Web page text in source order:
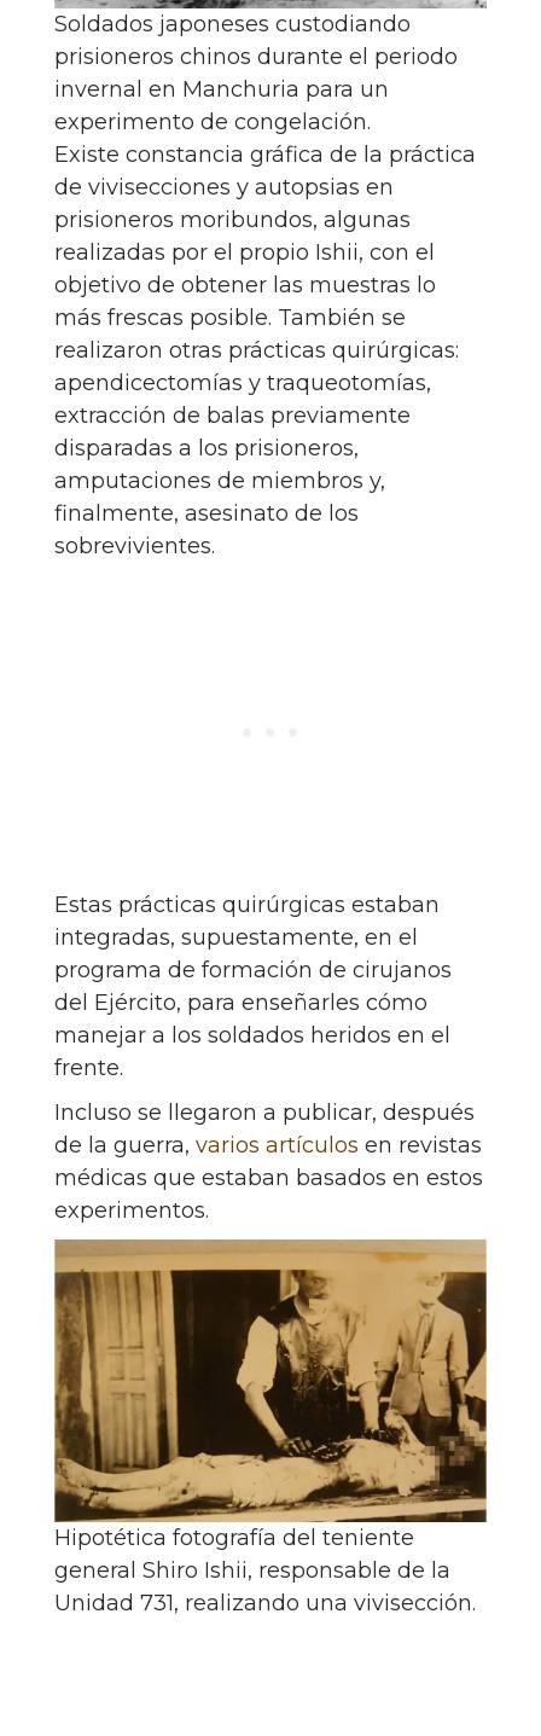
Soldados japoneses custodiando
prisioneros chinos durante el periodo
invernal en Manchuria para un
experimento de congelación.
Existe constancia gráfica de la práctica
de vivisecciones y autopsias en
prisioneros moribundos, algunas
realizadas por el propio Ishii, con el
objetivo de obtener las muestras lo
más frescas posible. También se
realizaron otras prácticas quirúrgicas:
apendicectomías y traqueotomías,
extracción de balas previamente
disparadas a los prisioneros,
amputaciones de miembros y,
finalmente, asesinato de los
sobrevivientes.
Estas prácticas quirúrgicas estaban
integradas, supuestamente, en el
programa de formación de cirujanos
del Ejército, para enseñarles cómo
manejar a los soldados heridos en el
frente.
Incluso se llegaron a publicar, después
de la guerra, varios artículos en revistas
médicas que estaban basados en estos
experimentos.
Hipotética fotografía del teniente
general Shiro Ishii, responsable de la
Unidad 731, realizando una vivisección.